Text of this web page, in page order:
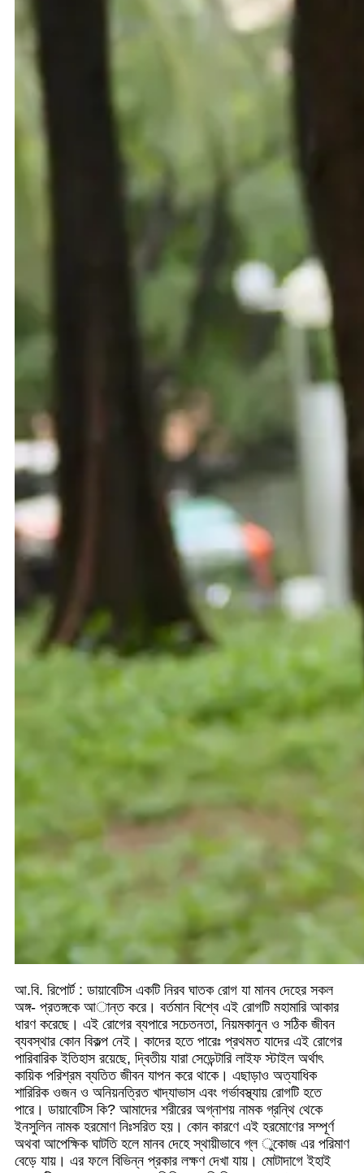
আ.বি. রিপোর্ট : ডায়াবেটিস একটি নিরব ঘাতক রোগ যা মানব দেহের সকল
অঙ্গ- প্রতঙ্গকে আ­ান্ত করে। বর্তমান বিশ্বে এই রোগটি মহামারি আকার
ধারণ করেছে। এই রোগের ব্যপারে সচেতনতা, নিয়মকানুন ও সঠিক জীবন
ব্যবস্থার কোন বিকল্প নেই। কাদের হতে পারেঃ প্রথমত যাদের এই রোগের
পারিবারিক ইতিহাস রয়েছে, দ্বিতীয় যারা সেডেন্টারি লাইফ স্টাইল অর্থাৎ
কায়িক পরিশ্রম ব্যতিত জীবন যাপন করে থাকে। এছাড়াও অত্যাধিক
শারিরিক ওজন ও অনিয়নত্রিত খাদ্যাভাস এবং গর্ভাবস্থ্যায় রোগটি হতে
পারে। ডায়াবেটিস কি? আমাদের শরীরের অগ্নাশয় নামক গ্রন্থি থেকে
ইনসুলিন নামক হরমোণ নিঃসরিত হয়। কোন কারণে এই হরমোণের সম্পূর্ণ
অথবা আপেক্ষিক ঘাটতি হলে মানব দেহে স্থায়ীভাবে গ্ল ুকোজ এর পরিমাণ
বেড়ে যায়। এর ফলে বিভিন্ন প্রকার লক্ষণ দেখা যায়। মোটাদাগে ইহাই